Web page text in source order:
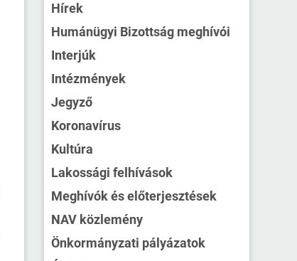
Hírek
Humánügyi Bizottság meghívói
Interjúk
Intézmények
Jegyző
Koronavírus
Kultúra
Lakossági felhívások
Meghívók és előterjesztések
NAV közlemény
Önkormányzati pályázatok